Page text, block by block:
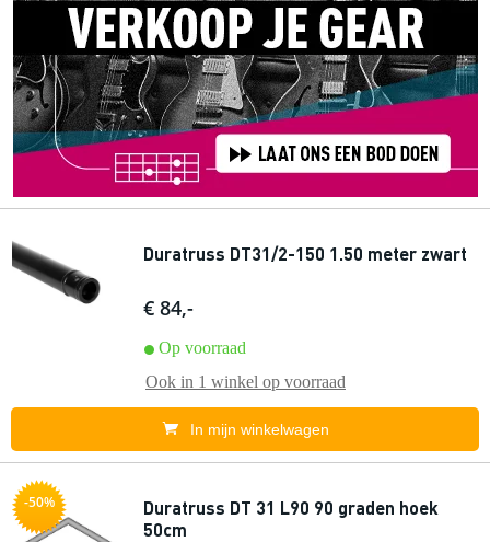
Duratruss DT31/2-150 1.50 meter zwart
€ 84,-
Op voorraad
Ook in 1 winkel op voorraad
In mijn winkelwagen
-50%
Duratruss DT 31 L90 90 graden hoek
50cm